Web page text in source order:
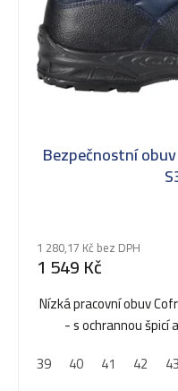
Bezpečnostní obuv
1 280,17 Kč bez DPH
1 549 Kč
Nízká pracovní obuv
- s ochrannou
39
40 41 42 43